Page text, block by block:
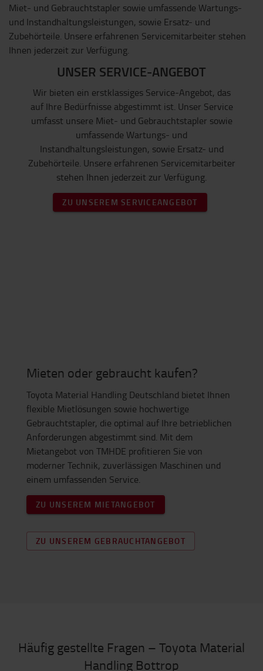
UNSER SERVICE-ANGEBOT
Wir bieten ein erstklassiges Service-Angebot, das
auf Ihre Bedürfnisse abgestimmt ist. Unser Service
umfasst unsere Miet- und Gebrauchtstapler sowie
umfassende Wartungs- und
Instandhaltungsleistungen, sowie Ersatz- und
Zubehörteile. Unsere erfahrenen Servicemitarbeiter
stehen Ihnen jederzeit zur Verfügung.
ZU UNSEREM SERVICEANGEBOT
Mieten oder gebraucht kaufen?
Toyota Material Handling Deutschland bietet Ihnen
flexible Mietlösungen sowie hochwertige
Gebrauchtstapler, die optimal auf Ihre betrieblichen
Anforderungen abgestimmt sind. Mit dem
Mietangebot von TMHDE profitieren Sie von
moderner Technik, zuverlässigen Maschinen und
einem umfassenden Service.
ZU UNSEREM MIETANGEBOT
ZU UNSEREM GEBRAUCHTANGEBOT
Häufig gestellte Fragen – Toyota Material
Handling Bottrop